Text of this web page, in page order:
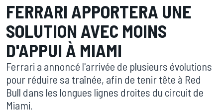
FERRARI APPORTERA UNE
SOLUTION AVEC MOINS
D'APPUI À MIAMI
Ferrari a annoncé l'arrivée de plusieurs évolutions
pour réduire sa traînée, afin de tenir tête à Red
Bull dans les longues lignes droites du circuit de
Miami.